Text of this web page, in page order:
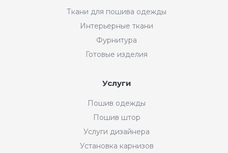
Ткани для пошива одежды
Интерьерные ткани
Фурнитура
Готовые изделия
Услуги
Пошив одежды
Пошив штор
Услуги дизайнера
Установка карнизов